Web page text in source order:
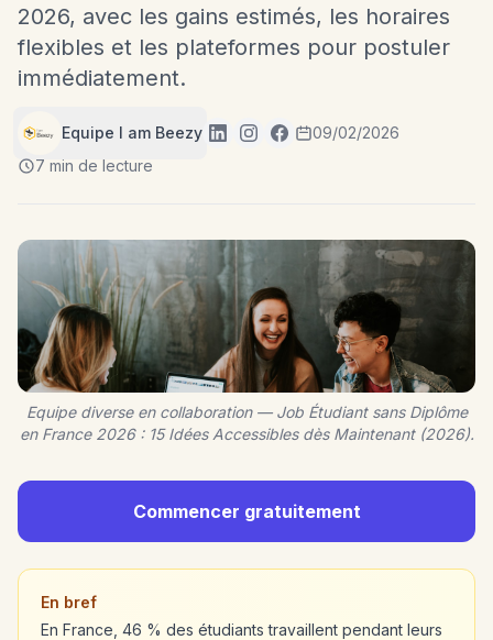
2026, avec les gains estimés, les horaires
flexibles et les plateformes pour postuler
immédiatement.
Equipe I am Beezy
09/02/2026
7 min de lecture
Equipe diverse en collaboration — Job Étudiant sans Diplôme
en France 2026 : 15 Idées Accessibles dès Maintenant (2026).
Commencer gratuitement
En bref
En France, 46 % des étudiants travaillent pendant leurs